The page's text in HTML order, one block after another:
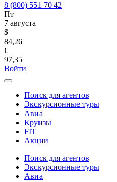
8 (800) 551 70 42
Пт
7 августа
$
84,26
€
97,35
Войти
Поиск для агентов
Экскурсионные туры
Авиа
Круизы
FIT
Акции
Поиск для агентов
Экскурсионные туры
Авиа